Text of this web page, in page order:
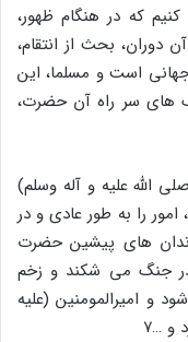
کنیم که در هنگام ظهور،
بحث از انتقام،
است و مسلما، این
های سر راه آن حضرت،
الله علیه و آله وسلم)
را به طور عادی و در
های پیشین حضرت
در جنگ می شکند و زخم
وارد می‌شود و امیرالمومنین (علیه
و …۷